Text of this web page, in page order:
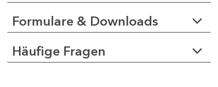
Formulare & Downloads
Häufige Fragen